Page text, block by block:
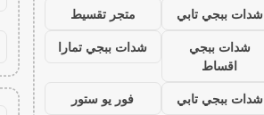
شدات ببجي تابي
متجر تقسيط
شدات ببجي
اقساط
شدات ببجي تمارا
شدات ببجي تابي
فور يو ستور